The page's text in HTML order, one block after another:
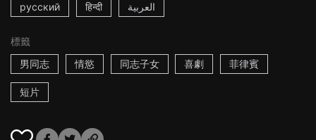
русский हिन्दी العربية
標籤
男同志
情慾 同志子女 喜劇 菲律賓
短片